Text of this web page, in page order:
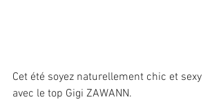
Cet été soyez naturellement chic et sexy
avec le top Gigi ZAWANN.